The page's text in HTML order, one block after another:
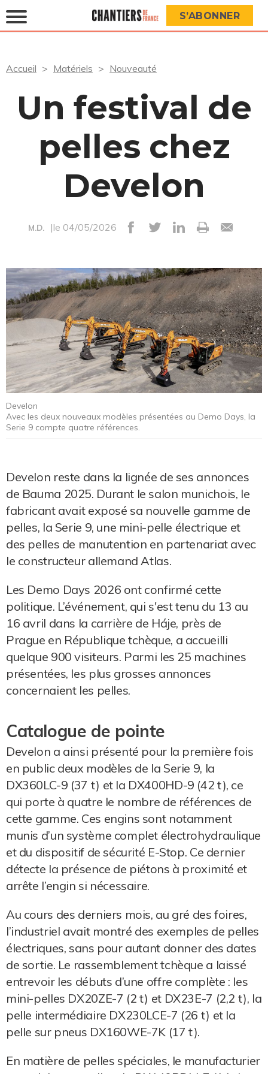
S’ABONNER
Accueil Matériels Nouveauté
Un festival de
pelles chez
Develon
M.D. |le 04/05/2026
Develon
Avec les deux nouveaux modèles présentées au Demo Days, la
Serie 9 compte quatre références.
Develon reste dans la lignée de ses annonces
de Bauma 2025. Durant le salon munichois, le
fabricant avait exposé sa nouvelle gamme de
pelles, la Serie 9, une mini-pelle électrique et
des pelles de manutention en partenariat avec
le constructeur allemand Atlas.
Les Demo Days 2026 ont confirmé cette
politique. L’événement, qui s'est tenu du 13 au
16 avril dans la carrière de Háje, près de
Prague en République tchèque, a accueilli
quelque 900 visiteurs. Parmi les 25 machines
présentées, les plus grosses annonces
concernaient les pelles.
Catalogue de pointe
Develon a ainsi présenté pour la première fois
en public deux modèles de la Serie 9, la
DX360LC-9 (37 t) et la DX400HD-9 (42 t), ce
qui porte à quatre le nombre de références de
cette gamme. Ces engins sont notamment
munis d’un système complet électrohydraulique
et du dispositif de sécurité E-Stop. Ce dernier
détecte la présence de piétons à proximité et
arrête l’engin si nécessaire.
Au cours des derniers mois, au gré des foires,
l’industriel avait montré des exemples de pelles
électriques, sans pour autant donner des dates
de sortie. Le rassemblement tchèque a laissé
entrevoir les débuts d’une offre complète : les
mini-pelles DX20ZE-7 (2 t) et DX23E-7 (2,2 t), la
pelle intermédiaire DX230LCE-7 (26 t) et la
pelle sur pneus DX160WE-7K (17 t).
En matière de pelles spéciales, le manufacturier